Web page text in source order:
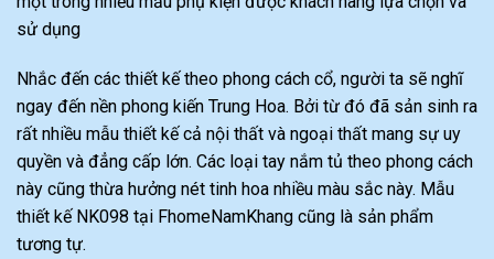
sử dụng
Nhắc đến các thiết kế theo phong cách cổ, người ta sẽ nghĩ
ngay đến nền phong kiến Trung Hoa. Bởi từ đó đã sản sinh ra
rất nhiều mẫu thiết kế cả nội thất và ngoại thất mang sự uy
quyền và đẳng cấp lớn. Các loại tay nắm tủ theo phong cách
này cũng thừa hưởng nét tinh hoa nhiều màu sắc này. Mẫu
thiết kế NK098 tại FhomeNamKhang cũng là sản phẩm
tương tự.